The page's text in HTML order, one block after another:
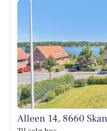
Alleen 14, 8660